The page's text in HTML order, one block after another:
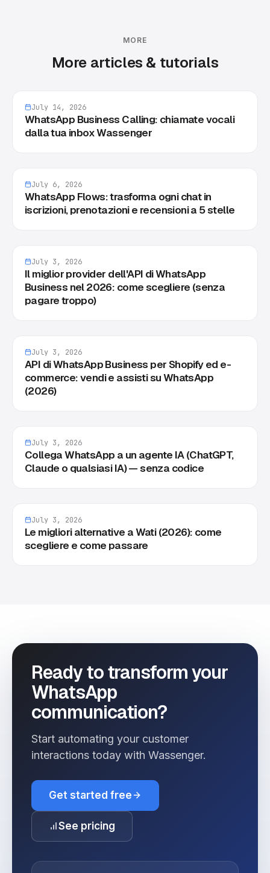
MORE
More articles & tutorials
July 14, 2026
WhatsApp Business Calling: chiamate vocali
dalla tua inbox Wassenger
July 6, 2026
WhatsApp Flows: trasforma ogni chat in
iscrizioni, prenotazioni e recensioni a 5 stelle
July 3, 2026
Il miglior provider dell'API di WhatsApp
Business nel 2026: come scegliere (senza
pagare troppo)
July 3, 2026
API di WhatsApp Business per Shopify ed e-
commerce: vendi e assisti su WhatsApp
(2026)
July 3, 2026
Collega WhatsApp a un agente IA (ChatGPT,
Claude o qualsiasi IA) — senza codice
July 3, 2026
Le migliori alternative a Wati (2026): come
scegliere e come passare
Ready to transform your
WhatsApp
communication?
Start automating your customer
interactions today with Wassenger.
Get started free
See pricing